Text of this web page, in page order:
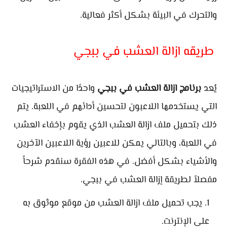
والتحرك في البيئة بشكل أكثر فعالية.
طريقه ازالة العشب في ببجي
يُعد برنامج ازالة العشب في ببجي واحدًا من الاستراتيجيات
التي يستخدمها اللاعبون لتحسين أدائهم في اللعبة. يتم
ذلك بتحميل ملف ازالة العشب الذي يقوم بإخفاء العشب
في اللعبة، وبالتالي يمكن للاعبين رؤية اللاعبين الآخرين
والأشياء بشكل أفضل. في هذه الفقرة سنقدم شرحاً
مفصلاً لطريقة إزالة العشب في ببجي.
يجب تحميل ملف ازالة العشب من موقع موثوق به
على الإنترنت.